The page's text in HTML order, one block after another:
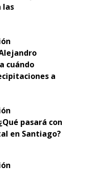
las
cuándo
a
pasará con
en Santiago?